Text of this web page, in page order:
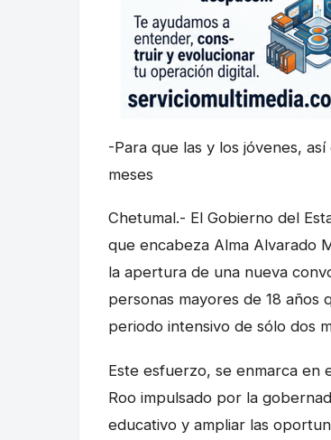
-Para que las y los jóvenes,
meses
Chetumal.- El Gobierno del
que encabeza Alma Alvarado
la apertura de una nueva
personas mayores de 18 años
periodo intensivo de sólo dos
Este esfuerzo, se enmarca en
Roo impulsado por la
educativo y ampliar las